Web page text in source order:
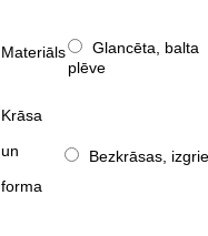
Materiāls
Glancēta, balta
plēve
Krāsa
un
forma
Bezkrāsas,